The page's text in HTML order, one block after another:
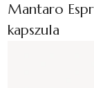
Mantaro
kapszula